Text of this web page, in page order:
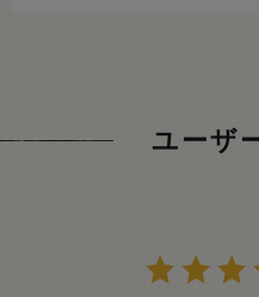
ユーザ